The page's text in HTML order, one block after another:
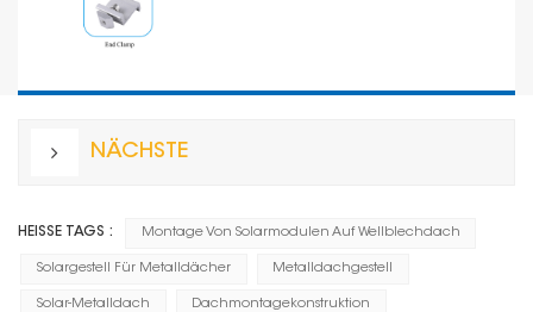
NÄCHSTE
HEISSE TAGS : Montage Von Solarmodulen Auf Wellblechdach
Solargestell Für Metalldächer Metalldachgestell
Solar-Metalldach Dachmontagekonstruktion